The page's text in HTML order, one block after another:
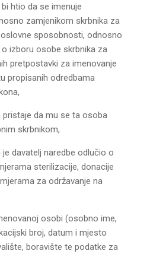
htio da se imenuje
zamjenikom skrbnika za
sposobnosti, odnosno
izboru osobe skrbnika za
pretpostavki za imenovanje
propisanih odredbama
pristaje da mu se ta osoba
skrbnikom,
davatelj naredbe odlučio o
sterilizacije, donacije
za održavanje na
osobi (osobno ime,
broj, datum i mjesto
boravište te podatke za